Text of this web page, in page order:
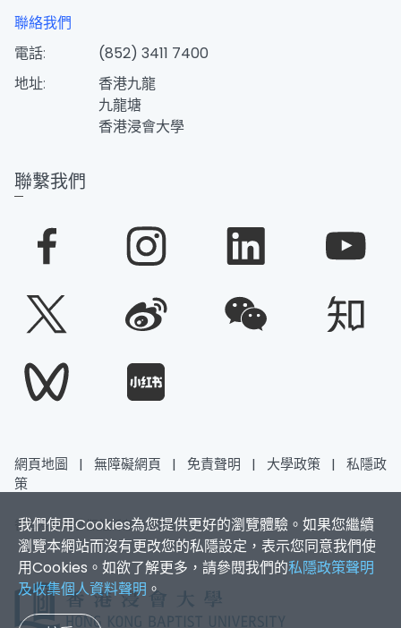
我們使用Cookies為您提供更好的瀏覽體驗。如果您繼續
瀏覽本網站而沒有更改您的私隱設定，表示您同意我們使
用Cookies。如欲了解更多，請參閱我們的私隱政策聲明
及收集個人資料聲明 。
聯絡我們
電話:
(852) 3411 7400
地址:
香港九龍
九龍塘
香港浸會大學
聯繫我們
網頁地圖 | 無障礙網頁 | 免責聲明 | 大學政策 |
私隱政
策
香港浸會大學 版權所有 © 2026